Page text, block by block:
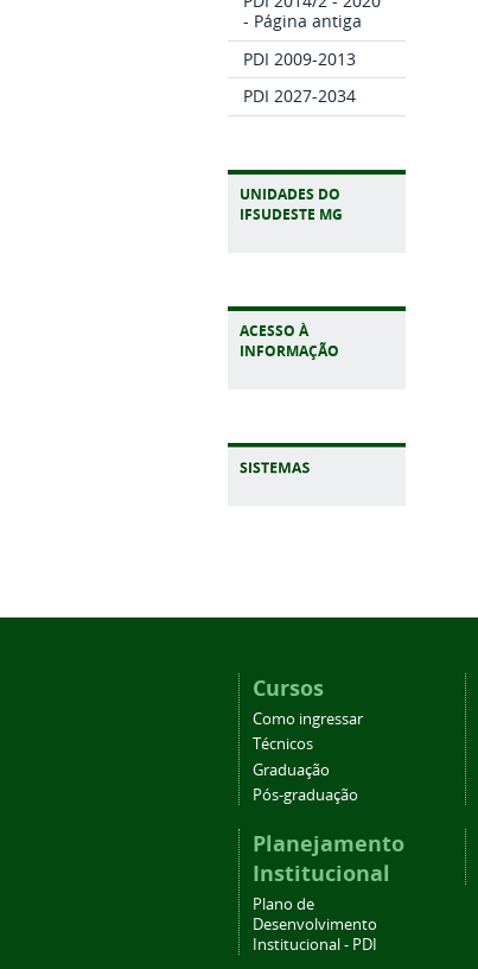
- Página antiga
PDI 2009-2013
PDI 2027-2034
UNIDADES DO
IFSUDESTE MG
ACESSO À
INFORMAÇÃO
Cursos
Como ingressar
Técnicos
Graduação
Pós-graduação
Planejamento
Institucional
Plano de
Desenvolvimento
Institucional - PDI